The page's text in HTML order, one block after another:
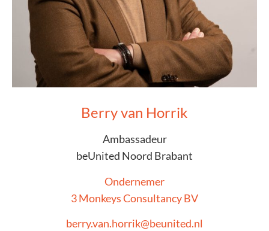
Berry van Horrik
Ambassadeur
beUnited Noord Brabant
Ondernemer
3 Monkeys Consultancy BV
berry.van.horrik@beunited.nl